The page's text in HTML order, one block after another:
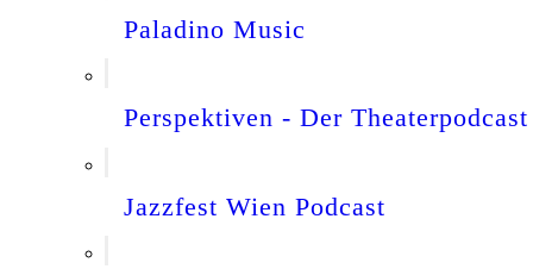
Paladino Music
Perspektiven - Der Theaterpodcast
Jazzfest Wien Podcast